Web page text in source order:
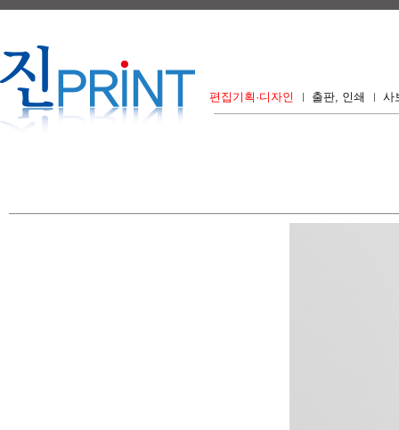
편집기획·디자인 출판, 인쇄 사